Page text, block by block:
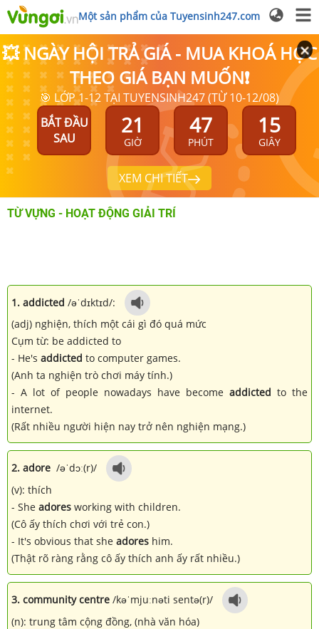
Một sản phẩm của Tuyensinh247.com
💥 NGÀY HỘI TRẢ GIÁ - MUA KHOÁ HỌC
THEO GIÁ BẠN MUỐN❗
🎯 LỚP 1-12 TẠI TUYENSINH247 (TỪ 10-12/08)
BẮT ĐẦU
SAU
21
GIỜ
47
PHÚT
15
GIÂY
XEM CHI TIẾT
TỪ VỰNG - HOẠT ĐỘNG GIẢI TRÍ
1. addicted /əˈdɪktɪd/:
(adj) nghiện, thích một cái gì đó quá mức
Cụm từ: be addicted to
- He's addicted to computer games.
(Anh ta nghiện trò chơi máy tính.)
- A lot of people nowadays have become addicted to the
internet.
(Rất nhiều người hiện nay trở nên nghiện mạng.)
2. adore /əˈdɔː(r)/
(v): thích
- She adores working with children.
(Cô ấy thích chơi với trẻ con.)
- It's obvious that she adores him.
(Thật rõ ràng rằng cô ấy thích anh ấy rất nhiều.)
3. community centre /kəˈmjuːnəti sentə(r)/
(n): trung tâm cộng đồng, (nhà văn hóa)